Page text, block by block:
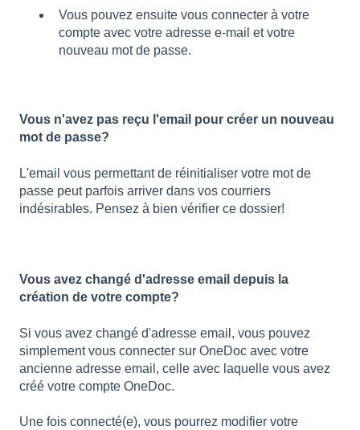
Vous pouvez ensuite vous connecter à votre
compte avec votre adresse e-mail et votre
nouveau mot de passe.
Vous n'avez pas reçu l'email pour créer un nouveau
mot de passe?
L'email vous permettant de réinitialiser votre mot de
passe peut parfois arriver dans vos courriers
indésirables. Pensez à bien vérifier ce dossier!
Vous avez changé d'adresse email depuis la
création de votre compte?
Si vous avez changé d'adresse email, vous pouvez
simplement vous connecter sur OneDoc avec votre
ancienne adresse email, celle avec laquelle vous avez
créé votre compte OneDoc.
Une fois connecté(e), vous pourrez modifier votre